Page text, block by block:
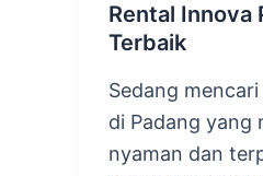
Rental Innova
Terbaik
Sedang
di Padang yang
nyaman dan